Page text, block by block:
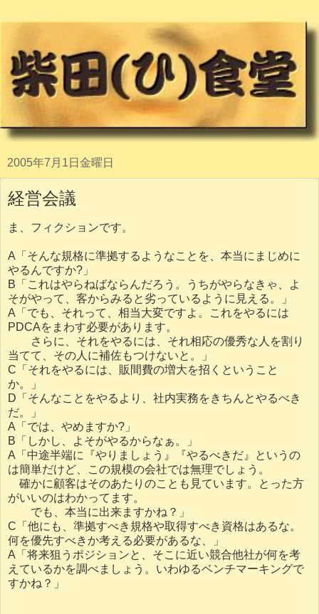
2005年7月1日金曜日
経営会議
ま、フィクションです。
A「そんな規格に準拠するようなことを、本当にまじめに
やるんですか?」
B「これはやらねばならんだろう。うちがやらなきゃ、よ
そがやって、客からみると劣っているように見える。」
A「でも、それって、相当大変ですよ。これをやるには
PDCAをまわす必要があります。
さらに、それをやるには、それ相応の優秀な人を割り
当てて、その人に補佐もつけないと。」
C「それをやるには、販間費の増大を招くということ
か。」
D「そんなことをやるより、社内実務をきちんとやるべき
だ。」
A「では、やめますか?」
B「しかし、よそがやるからなぁ。」
A「中途半端に『やりましょう』『やるべきだ』というの
は簡単だけど、この規模の会社では無理でしょう。
確かに顧客はそのあたりのことも見ています。とった方
がいいのはわかってます。
でも、本当に出来ますかね？」
C「他にも、準拠すべき規格や取得すべき資格はあるな。
何を優先すべきか考える必要があるな、」
A「将来狙うポジションと、そこに近い競合他社が何を考
えているかを調べましょう。いわゆるベンチマーキングで
すかね？」